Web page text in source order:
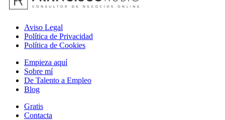
Aviso Legal
Política de Privacidad
Política de Cookies
Empieza aquí
Sobre mí
De Talento a Empleo
Blog
Gratis
Contacta